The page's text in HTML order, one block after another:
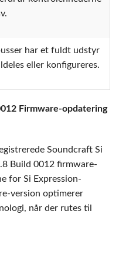
har et fuldt udstyr
eller konfigureres.
Firmware-opdatering
Soundcraft Si
Build 0012 firmware-
for Si Expression-
version optimerer
når der rutes til